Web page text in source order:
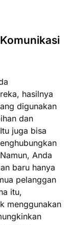
hasilnya
digunakan
dan
juga bisa
Anda
baru hanya
pelanggan
itu,
menggunakan